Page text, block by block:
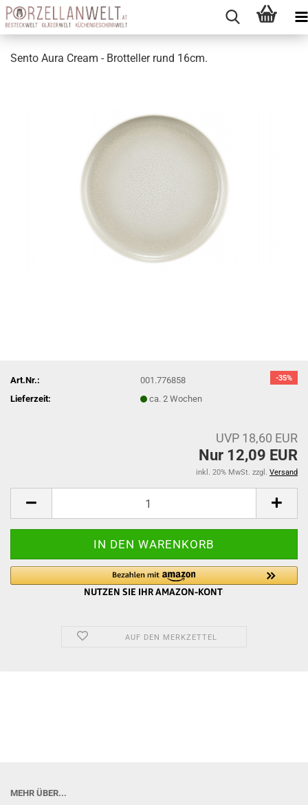
Sento Aura Cream - Brotteller rund 16cm.
-35%
Art.Nr.:
001.776858
Lieferzeit:
ca. 2 Wochen
UVP 18,60 EUR
Nur 12,09 EUR
inkl. 20% MwSt. zzgl. Versand
AUF DEN MERKZETTEL
MEHR ÜBER...